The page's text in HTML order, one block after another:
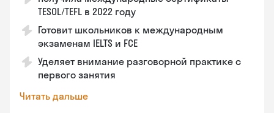
TESOL/TEFL в 2022 году
Готовит школьников к международным
экзаменам IELTS и FCE
Уделяет внимание разговорной практике с
первого занятия
Читать дальше